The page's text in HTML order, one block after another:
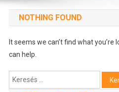
NOTHING FOUND
It seems we can’t find what
can help.
Keresés: